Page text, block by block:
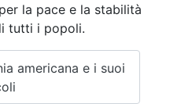
la pace e la stabilità
tutti i popoli.
americana e i suoi